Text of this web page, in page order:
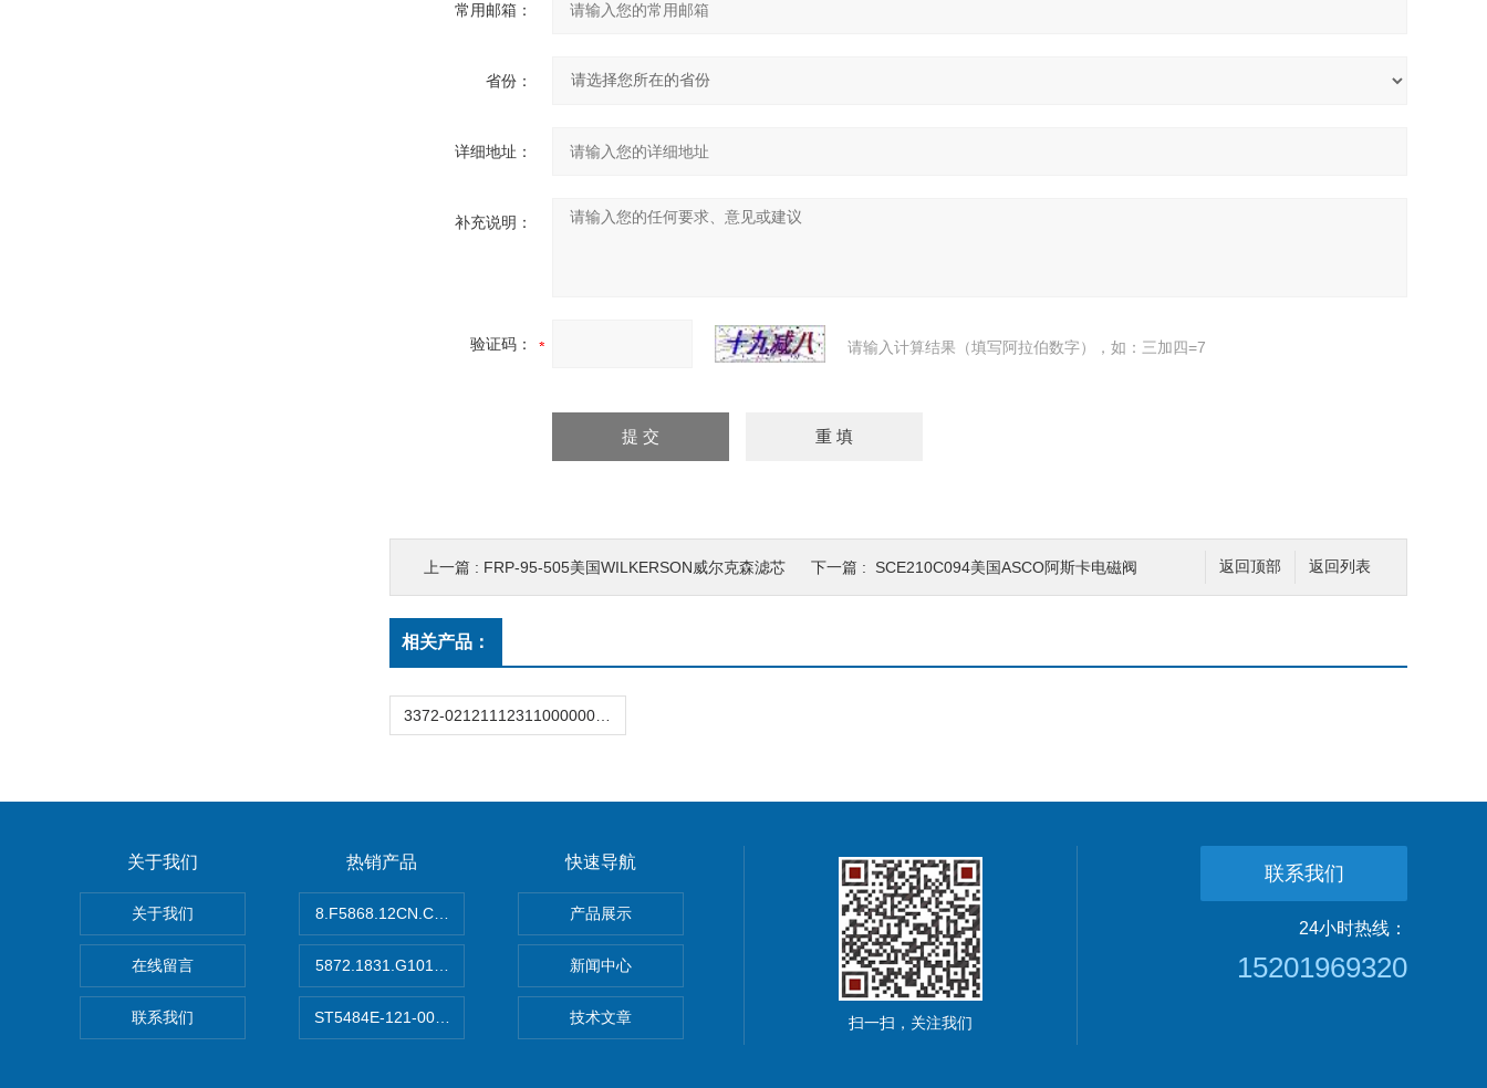
常用邮箱：
省份：
详细地址：
补充说明：
验证码： 请输入计算结果（填写阿拉伯数字），如：三加四=7
返回列表
返回顶部
上一篇 : FRP-95-505美国WILKERSON威尔克森滤芯 下一篇 : SCE210C094美国ASCO阿斯卡电磁阀
相关产品：
关于我们
关于我们
在线留言
联系我们
热销产品
8.F5868.12CN.C122德国Kubler库伯勒编码器
5872.1831.G101德国库伯勒编码器
ST5484E-121-0032-00美国METRIX振动变送器
快速导航
产品展示
新闻中心
技术文章 扫一扫，关注我们
联系我们
24小时热线：
15201969320